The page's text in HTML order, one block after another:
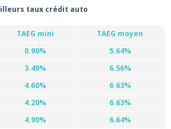
taux crédit auto
TAEG mini
TAEG moyen
0.90%
5.64%
3.49%
6.56%
4.60%
6.63%
4.20%
6.63%
4.90%
6.64%